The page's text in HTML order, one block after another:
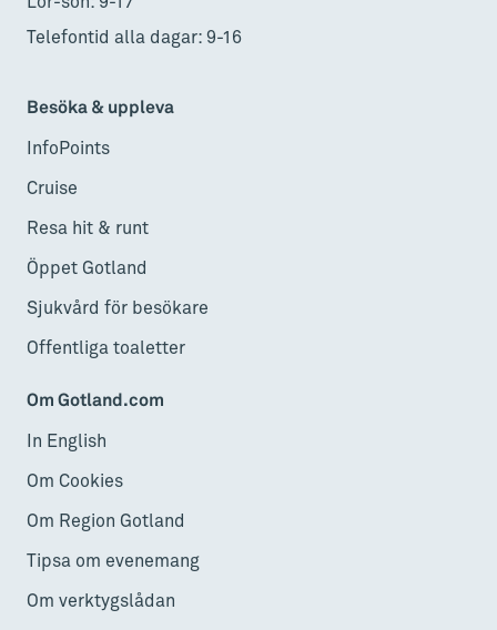
Telefontid alla dagar: 9-16
Besöka & uppleva
InfoPoints
Cruise
Resa hit & runt
Öppet Gotland
Sjukvård för besökare
Offentliga toaletter
Om Gotland.com
In English
Om Cookies
Om Region Gotland
Tipsa om evenemang
Om verktygslådan